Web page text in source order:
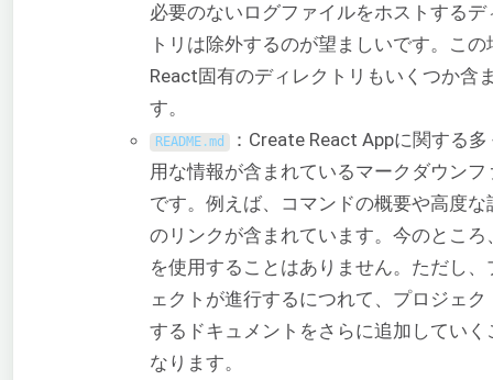
必要のないログファイルをホストするデ
トリは除外するのが望ましいです。この
React固有のディレクトリもいくつか含
す。
README.md ：Create React Appに関する多
用な情報が含まれているマークダウンフ
です。例えば、コマンドの概要や高度な
のリンクが含まれています。今のところ
を使用することはありません。ただし、
ェクトが進行するにつれて、プロジェク
するドキュメントをさらに追加していく
なります。